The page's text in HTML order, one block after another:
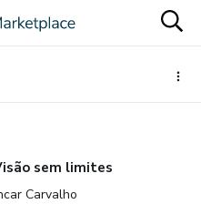
sem limites
Carvalho